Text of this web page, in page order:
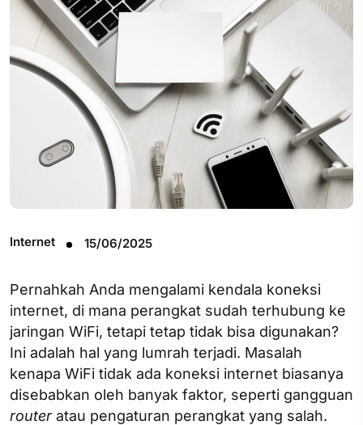
Internet 15/06/2025
Pernahkah Anda mengalami kendala koneksi
internet, di mana perangkat sudah terhubung ke
jaringan WiFi, tetapi tetap tidak bisa digunakan?
Ini adalah hal yang lumrah terjadi. Masalah
kenapa WiFi tidak ada koneksi internet biasanya
disebabkan oleh banyak faktor, seperti gangguan
routeratau pengaturan perangkat yang salah.